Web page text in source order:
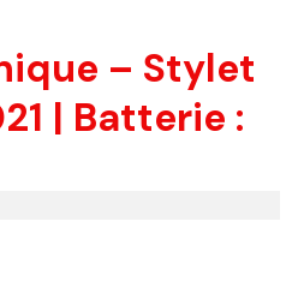
– Stylet
| Batterie :